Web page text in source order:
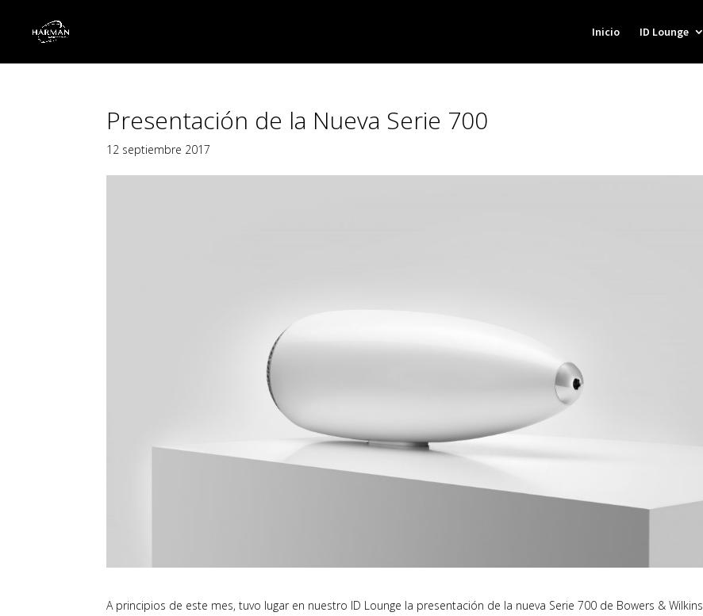
Inicio ID Lounge
Presentación de la Nueva Serie 700
12 septiembre 2017
A principios de este mes, tuvo lugar en nuestro ID Lounge la presentación de la nueva Serie 700 de Bowers & Wilkins.